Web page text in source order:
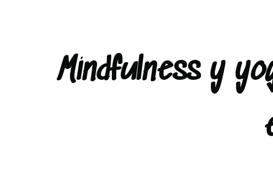
Mindfulness y